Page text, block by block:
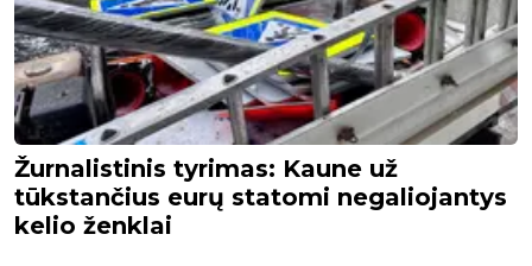
Žurnalistinis tyrimas: Kaune už
tūkstančius eurų statomi negaliojantys
kelio ženklai